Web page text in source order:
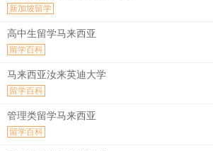
新加坡留学
高中生留学马来西亚
留学百科
马来西亚汝来英迪大学
留学百科
管理类留学马来西亚
留学百科